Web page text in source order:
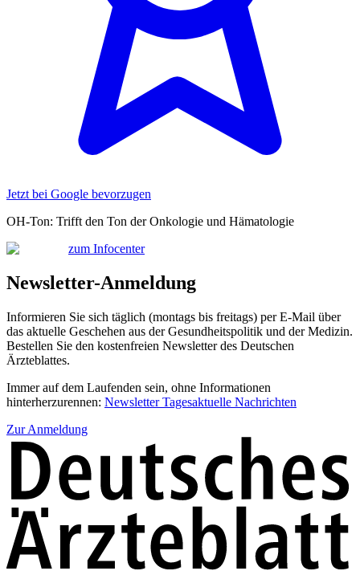
Jetzt bei Google bevorzugen
OH-Ton: Trifft den Ton der Onkologie und Hämatologie
zum Infocenter
Newsletter-Anmeldung
Informieren Sie sich täglich (montags bis freitags) per E-Mail über
das aktuelle Geschehen aus der Gesundheitspolitik und der Medizin.
Bestellen Sie den kostenfreien Newsletter des Deutschen
Ärzteblattes.
Immer auf dem Laufenden sein, ohne Informationen
hinterherzurennen: Newsletter Tagesaktuelle Nachrichten
Zur Anmeldung